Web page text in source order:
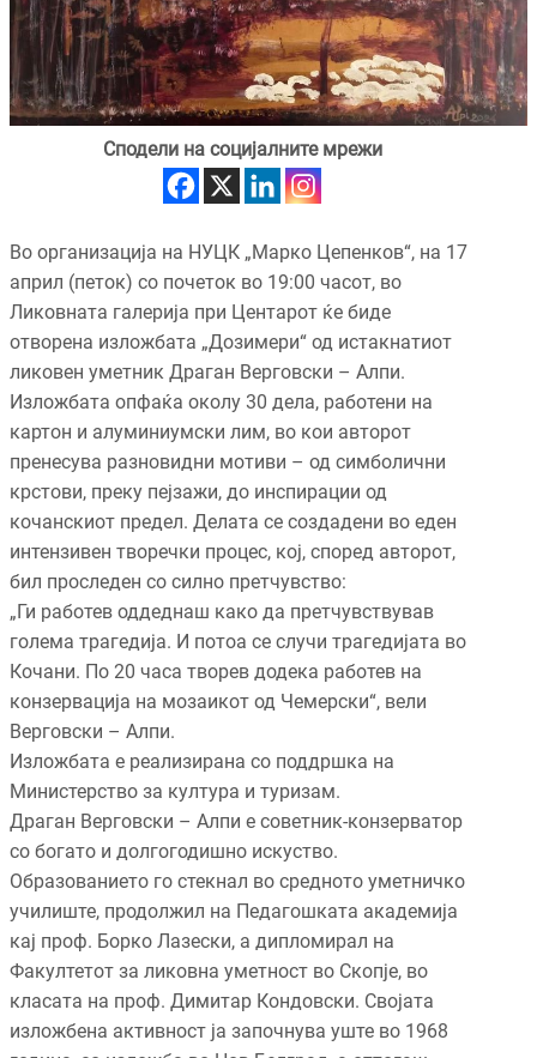
Сподели на социјалните мрежи
Во организација на НУЦК „Марко Цепенков“, на 17
април (петок) со почеток во 19:00 часот, во
Ликовната галерија при Центарот ќе биде
отворена изложбата „Дозимери“ од истакнатиот
ликовен уметник Драган Верговски – Алпи.
Изложбата опфаќа околу 30 дела, работени на
картон и алуминиумски лим, во кои авторот
пренесува разновидни мотиви – од симболични
крстови, преку пејзажи, до инспирации од
кочанскиот предел. Делата се создадени во еден
интензивен творечки процес, кој, според авторот,
бил проследен со силно претчувство:
„Ги работев оддеднаш како да претчувствував
голема трагедија. И потоа се случи трагедијата во
Кочани. По 20 часа творев додека работев на
конзервација на мозаикот од Чемерски“, вели
Верговски – Алпи.
Изложбата е реализирана со поддршка на
Министерство за култура и туризам.
Драган Верговски – Алпи е советник-конзерватор
со богато и долгогодишно искуство.
Образованието го стекнал во средното уметничко
училиште, продолжил на Педагошката академија
кај проф. Борко Лазески, а дипломирал на
Факултетот за ликовна уметност во Скопје, во
класата на проф. Димитар Кондовски. Својата
изложбена активност ја започнува уште во 1968